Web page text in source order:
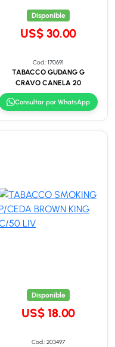
Disponible
US$ 30.00
Cod.: 170691
TABACCO GUDANG G
CRAVO CANELA 20
Consultar por WhatsApp
Disponible
US$ 18.00
Cod.: 203497